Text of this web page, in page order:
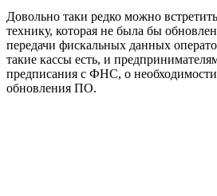
Довольно таки редко можно
технику, которая не была бы
передачи фискальных данных
такие кассы есть, и
предписания с ФНС, о необходимости
обновления ПО.